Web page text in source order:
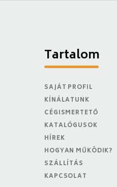
Tartalom
SAJÁT PROFIL
KÍNÁLATUNK
CÉGISMERTETŐ
KATALÓGUSOK
HÍREK
HOGYAN MŰKÖDIK?
SZÁLLÍTÁS
KAPCSOLAT